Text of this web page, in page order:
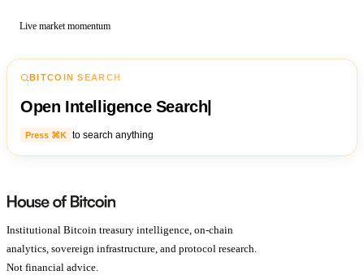
Live market momentum
BITCOIN SEARCH
Open Intelligence Search|
Press ⌘K to search anything
Institutional Bitcoin treasury intelligence, on-chain
analytics, sovereign infrastructure, and protocol research.
Not financial advice.